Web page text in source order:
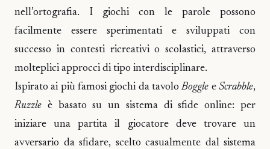
nell’ortografia. I giochi con le parole possono
facilmente essere sperimentati e sviluppati con
successo in contesti ricreativi o scolastici, attraverso
molteplici approcci di tipo interdisciplinare.
Ispirato ai più famosi giochi da tavoloBoggle eScrabble,
Ruzzle è basato su un sistema di sfide online: per
iniziare una partita il giocatore deve trovare un
avversario da sfidare, scelto casualmente dal sistema